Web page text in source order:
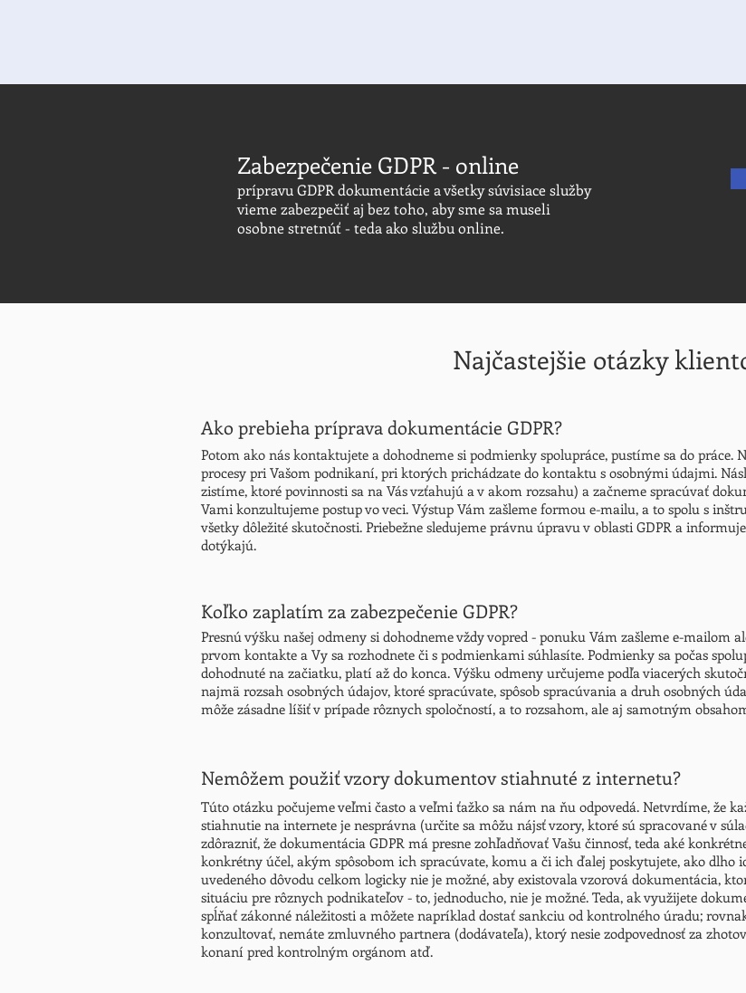
Zabezpečenie GDPR - online
prípravu GDPR dokumentácie a všetky súvisiace služby
vieme zabezpečiť aj bez toho, aby sme sa museli
osobne stretnúť - teda ako službu online.
Najčastejšie otázky
Ako prebieha príprava dokumentácie GDPR?
Potom ako nás kontaktujete a dohodneme si podmienky spolupráce, pustíme sa do práce.
procesy pri Vašom podnikaní, pri ktorých prichádzate do kontaktu s osobnými údajmi.
zistíme, ktoré povinnosti sa na Vás vzťahujú a v akom rozsahu) a začneme spracúvať
Vami konzultujeme postup vo veci. Výstup Vám zašleme formou e-mailu, a to spolu s
všetky dôležité skutočnosti. Priebežne sledujeme právnu úpravu v oblasti GDPR a
dotýkajú.
Koľko zaplatím za zabezpečenie GDPR?
Presnú výšku našej odmeny si dohodneme vždy vopred - ponuku Vám zašleme e-mailom
prvom kontakte a Vy sa rozhodnete či s podmienkami súhlasíte. Podmienky sa počas
dohodnuté na začiatku, platí až do konca. Výšku odmeny určujeme podľa viacerých
najmä rozsah osobných údajov, ktoré spracúvate, spôsob spracúvania a druh osobných
môže zásadne líšiť v prípade rôznych spoločností, a to rozsahom, ale aj samotným
Nemôžem použiť vzory dokumentov stiahnuté z internetu?
Túto otázku počujeme veľmi často a veľmi ťažko sa nám na ňu odpovedá. Netvrdíme, že
stiahnutie na internete je nesprávna (určite sa môžu nájsť vzory, ktoré sú spracované v
zdôrazniť, že dokumentácia GDPR má presne zohľadňovať Vašu činnosť, teda aké
konkrétny účel, akým spôsobom ich spracúvate, komu a či ich ďalej poskytujete, ako dlho
uvedeného dôvodu celkom logicky nie je možné, aby existovala vzorová dokumentácia,
situáciu pre rôznych podnikateľov - to, jednoducho, nie je možné. Teda, ak využijete
spĺňať zákonné náležitosti a môžete napríklad dostať sankciu od kontrolného úradu;
konzultovať, nemáte zmluvného partnera (dodávateľa), ktorý nesie zodpovednosť za
konaní pred kontrolným orgánom atď.